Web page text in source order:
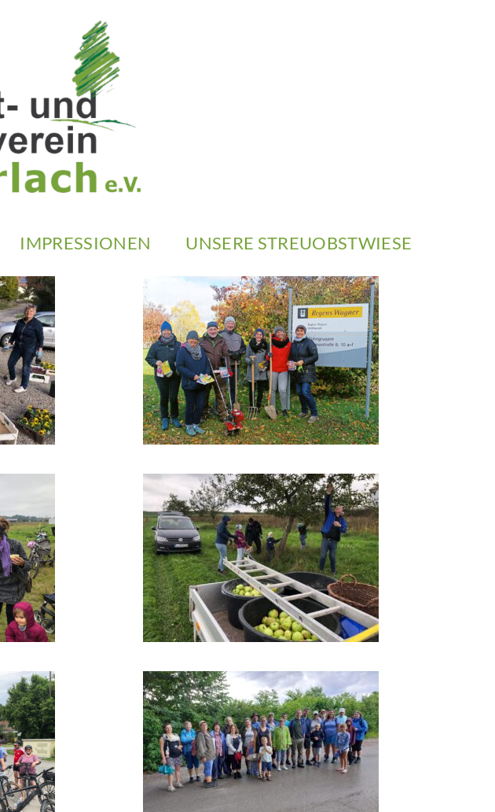
IMPRESSIONEN UNSERE STREUOBSTWIESE
Aktion
„Blumenzwiebeln für
Regens-Wagner“ 2025
Impressionen 2025
Apfelernte 2025
Impressionen 2025
Führung Hurlacher
Heide 2025